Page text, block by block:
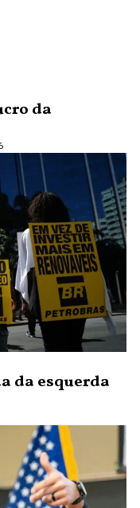
da
da esquerda